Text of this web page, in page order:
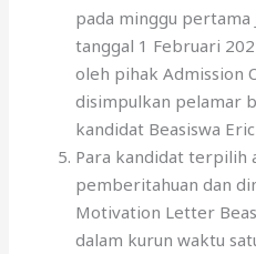
pada minggu pertama
tanggal 1 Februari
oleh pihak Admission
disimpulkan pelamar
kandidat Beasiswa
Para kandidat terpilih
pemberitahuan dan
Motivation Letter
dalam kurun waktu